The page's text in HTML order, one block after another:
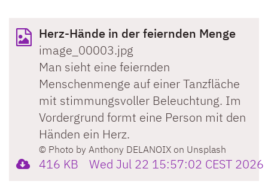
Herz-Hände in der feiernden Menge
image_00003.jpg
Man sieht eine feiernden
Menschenmenge auf einer Tanzfläche
mit stimmungsvoller Beleuchtung. Im
Vordergrund formt eine Person mit den
Händen ein Herz.
© Photo by Anthony DELANOIX on Unsplash
416 KB
Wed Jul 22 15:57:02 CEST 2026